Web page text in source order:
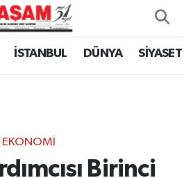
İSTANBUL DÜNYA SİYASET
EKONOMİ
Birinci